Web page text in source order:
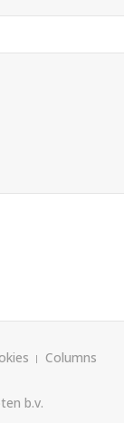
Columns
b.v.